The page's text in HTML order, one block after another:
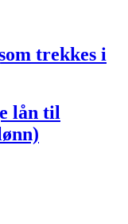
trekkes i
lån til